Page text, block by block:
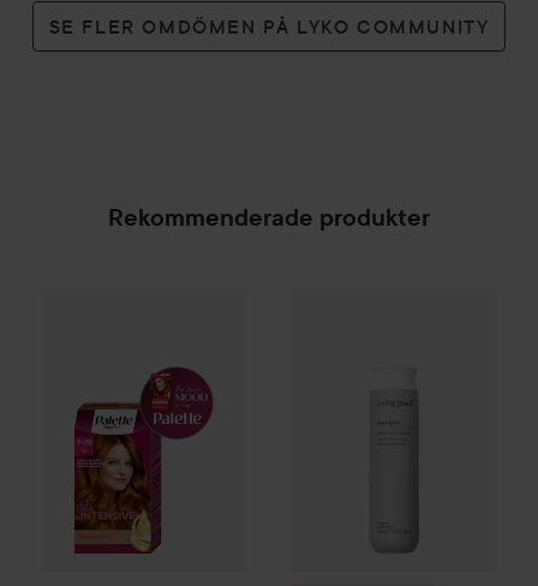
SE FLER OMDÖMEN PÅ LYKO COMMUNITY
Rekommenderade produkter